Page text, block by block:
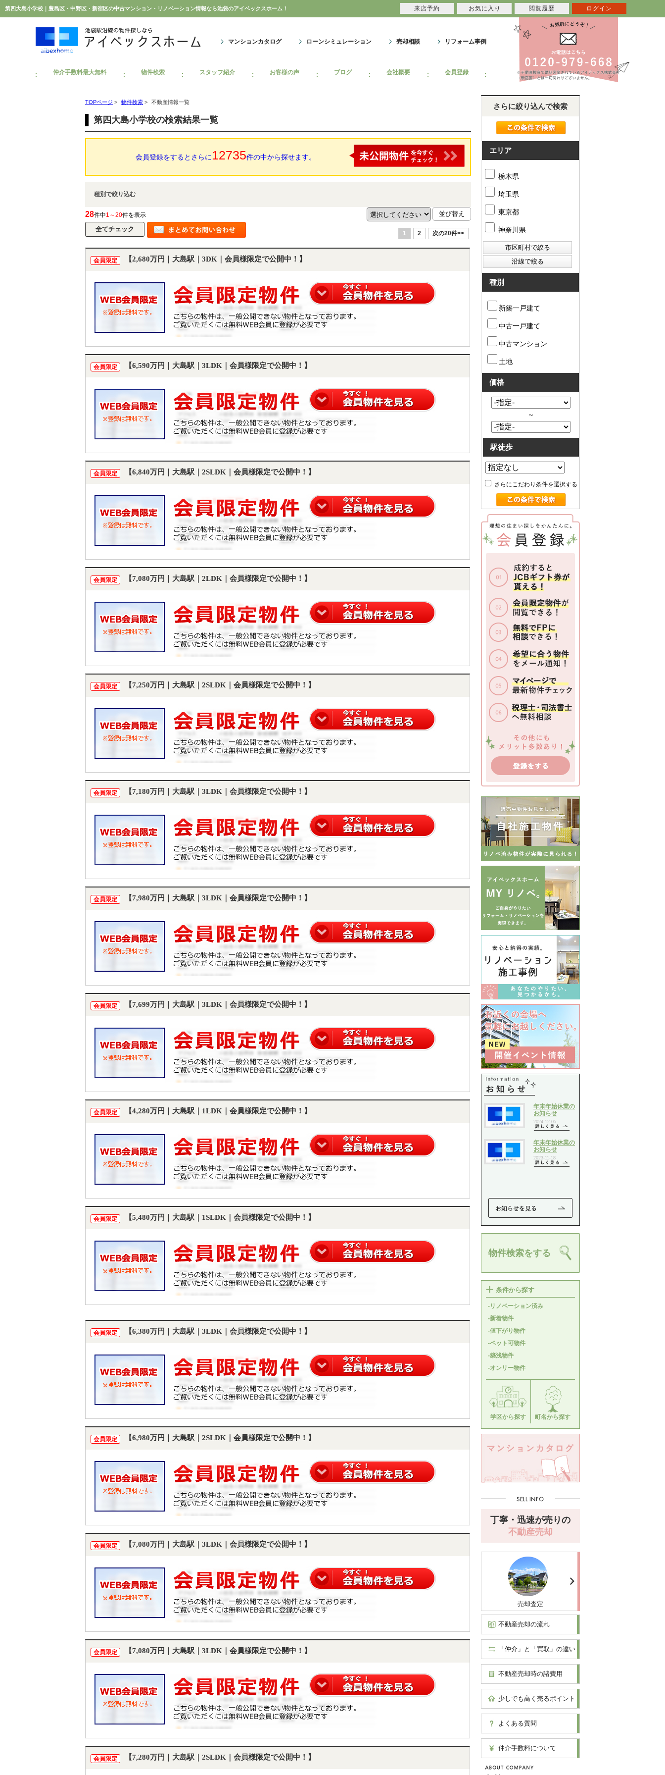
第四大島小学校｜豊島区・中野区・新宿区の中古マンション・リノベーション情報なら池袋のアイベックスホーム！
マンションカタログ ローンシミュレーション 売却相談 リフォーム事例
仲介手数料最大無料 物件検索 スタッフ紹介 お客様の声 ブログ 会社概要 会員登録
TOPページ > 物件検索 > 不動産情報一覧
第四大島小学校の検索結果一覧
会員登録をするとさらに 12735件の中から探せます。
種別で絞り込む
28件中1～20件を表示
1 2 次の20件>>
会員限定 【2,680万円｜大島駅｜3DK｜会員様限定で公開中！】
会員限定 【6,590万円｜大島駅｜3LDK｜会員様限定で公開中！】
会員限定 【6,840万円｜大島駅｜2SLDK｜会員様限定で公開中！】
会員限定 【7,080万円｜大島駅｜2LDK｜会員様限定で公開中！】
会員限定 【7,250万円｜大島駅｜2SLDK｜会員様限定で公開中！】
会員限定 【7,180万円｜大島駅｜3LDK｜会員様限定で公開中！】
会員限定 【7,980万円｜大島駅｜3LDK｜会員様限定で公開中！】
会員限定 【7,699万円｜大島駅｜3LDK｜会員様限定で公開中！】
会員限定 【4,280万円｜大島駅｜1LDK｜会員様限定で公開中！】
会員限定 【5,480万円｜大島駅｜1SLDK｜会員様限定で公開中！】
会員限定 【6,380万円｜大島駅｜3LDK｜会員様限定で公開中！】
会員限定 【6,980万円｜大島駅｜2SLDK｜会員様限定で公開中！】
会員限定 【7,080万円｜大島駅｜3LDK｜会員様限定で公開中！】
会員限定 【7,080万円｜大島駅｜3LDK｜会員様限定で公開中！】
会員限定 【7,280万円｜大島駅｜2SLDK｜会員様限定で公開中！】
さらに絞り込んで検索
エリア
栃木県
埼玉県
東京都
神奈川県
種別
新築一戸建て
中古一戸建て
中古マンション
土地
価格
～
駅徒歩
さらにこだわり条件を選択する
物件検索をする
条件から探す
-リノベーション済み
-新着物件
-値下がり物件
-ペット可物件
-築浅物件
-オンリー物件
学区から探す 町名から探す
丁寧・迅速が売りの
不動産売却
売却査定
不動産売却の流れ
「仲介」と「買取」の違い
不動産売却時の諸費用
少しでも高く売るポイント
よくある質問
仲介手数料について
来店予約 お気に入り 閲覧履歴 ログイン